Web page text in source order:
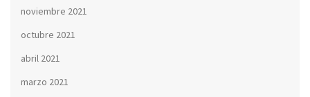
noviembre 2021
octubre 2021
abril 2021
marzo 2021